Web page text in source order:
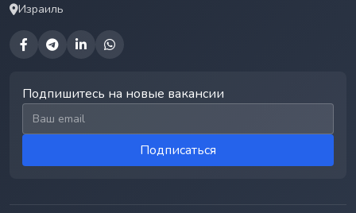
Израиль
Подпишитесь на новые вакансии
Email для подписки
Подписаться